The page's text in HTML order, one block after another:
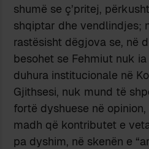
shumë se ç’pritej,
shqiptar dhe vendlindjes;
rastësisht dëgjova se, në
besohet se Fehmiut nuk
duhura institucionale në
Gjithsesi, nuk mund të
fortë dyshuese në
madh që kontributet e
pa dyshim, në skenën e